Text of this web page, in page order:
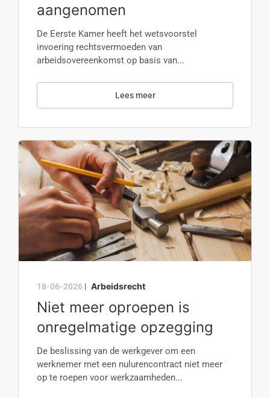
aangenomen
De Eerste Kamer heeft het wetsvoorstel
invoering rechtsvermoeden van
arbeidsovereenkomst op basis van...
Lees meer
18-06-2026 | Arbeidsrecht
Niet meer oproepen is
onregelmatige opzegging
De beslissing van de werkgever om een
werknemer met een nulurencontract niet meer
op te roepen voor werkzaamheden...